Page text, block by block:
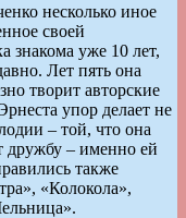
несколько иное
своей
знакома уже 10 лет,
Лет пять она
творит авторские
упор делает не
– той, что она
дружбу – именно ей
также
«Колокола»,